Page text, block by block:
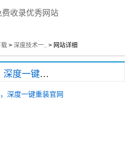
费收录优秀网站
> 深度技术一.. > 网站详细
深度技术一键重装系统，深度一键重装官网
深度一键重装官网